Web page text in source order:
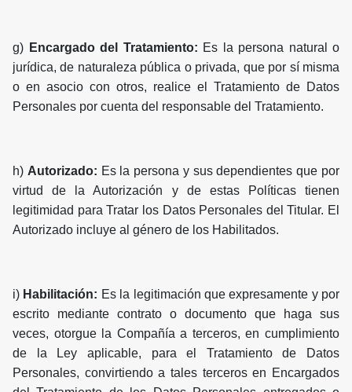
g) Encargado del Tratamiento: Es la persona natural o
jurídica, de naturaleza pública o privada, que por sí misma
o en asocio con otros, realice el Tratamiento de Datos
Personales por cuenta del responsable del Tratamiento.
h) Autorizado: Es la persona y sus dependientes que por
virtud de la Autorización y de estas Políticas tienen
legitimidad para Tratar los Datos Personales del Titular. El
Autorizado incluye al género de los Habilitados.
i) Habilitación: Es la legitimación que expresamente y por
escrito mediante contrato o documento que haga sus
veces, otorgue la Compañía a terceros, en cumplimiento
de la Ley aplicable, para el Tratamiento de Datos
Personales, convirtiendo a tales terceros en Encargados